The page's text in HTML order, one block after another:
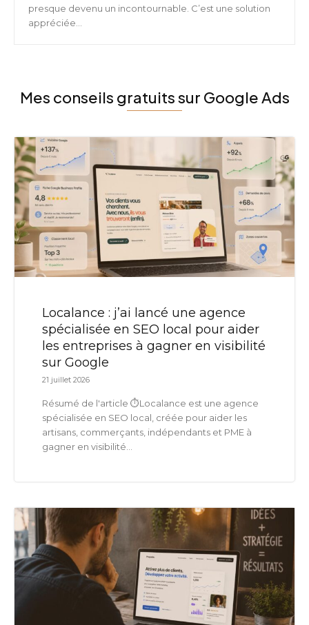
presque devenu un incontournable. C’est une solution
appréciée...
Mes conseils gratuits sur Google Ads
Localance : j’ai lancé une agence
spécialisée en SEO local pour aider
les entreprises à gagner en visibilité
sur Google
21 juillet 2026
Résumé de l'article ⏱️Localance est une agence
spécialisée en SEO local, créée pour aider les
artisans, commerçants, indépendants et PME à
gagner en visibilité...